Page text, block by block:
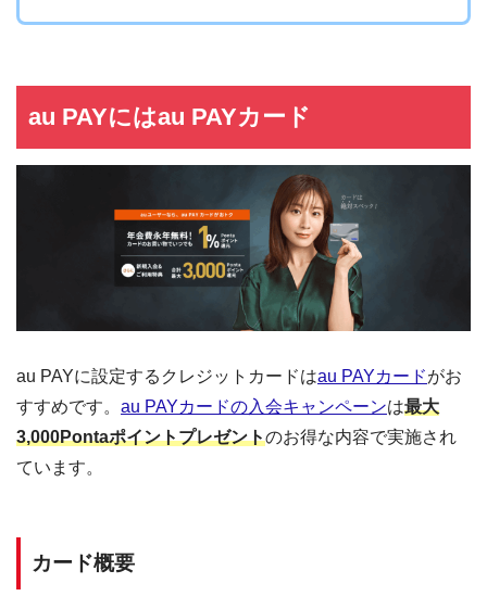
au PAYにはau PAYカード
au PAYに設定するクレジットカードはau PAYカードがお
すすめです。 au PAYカードの入会キャンペーンは最大
3,000Pontaポイントプレゼントのお得な内容で実施され
ています。
カード概要